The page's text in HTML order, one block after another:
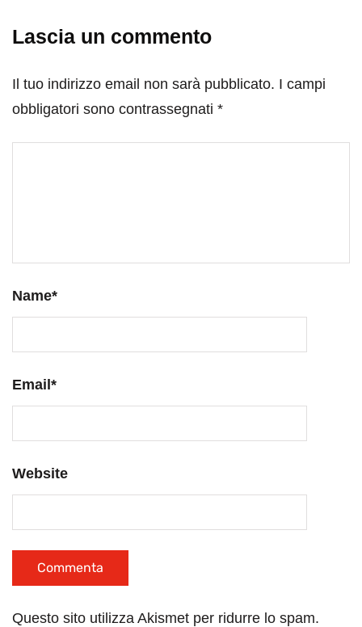
Lascia un commento
Il tuo indirizzo email non sarà pubblicato. I campi
obbligatori sono contrassegnati *
Name*
Email*
Website
Questo sito utilizza Akismet per ridurre lo spam.